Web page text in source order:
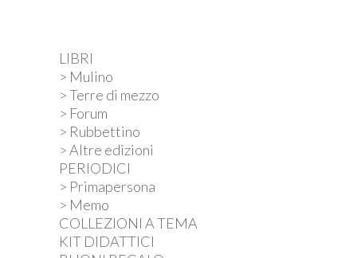
LIBRI
> Mulino
> Terre di mezzo
> Forum
> Rubbettino
> Altre edizioni
PERIODICI
> Primapersona
> Memo
COLLEZIONI A TEMA
KIT DIDATTICI